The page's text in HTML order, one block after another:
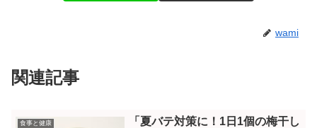
wami
関連記事
食事と健康
「夏バテ対策に！1日1個の梅干し